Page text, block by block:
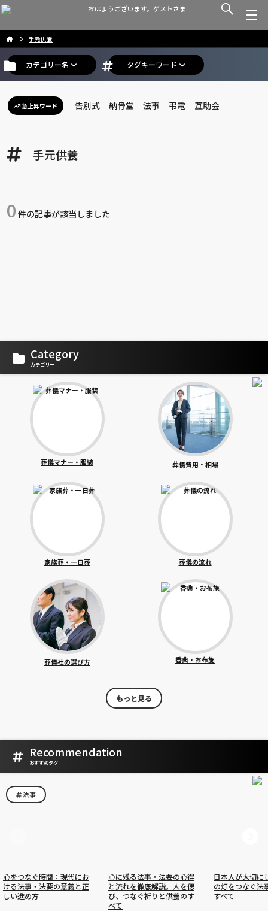
おはようございます。ゲストさま
手元供養
カテゴリー名 タグキーワード
急上昇ワード 告別式 納骨堂 法事 弔電 互助会
手元供養
0件の記事が該当しました
Category
カテゴリー
葬儀マナー・服装 葬儀費用・相場
家族葬・一日葬 葬儀の流れ
葬儀社の選び方 香典・お布施
もっと見る
Recommendation
おすすめタグ
法事
心をつなぐ時間：現代にお
ける法事・法要の意義と正
しい進め方
心に残る法事・法要の心得
と流れを徹底解説。人を偲
び、つなぐ祈りと供養のす
べて
日本人が大切に
の灯をつなぐ法
すべて